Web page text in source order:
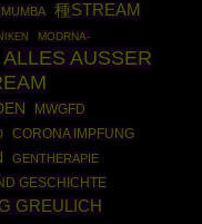
種STREAM
MODRNA-
ALLES AUSSER
MWGFD
CORONA IMPFUNG
GENTHERAPIE
GESCHICHTE
GREULICH